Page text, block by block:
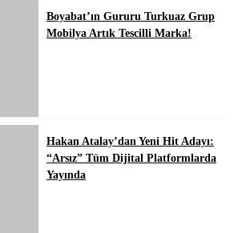
Boyabat’ın Gururu Turkuaz Grup
Mobilya Artık Tescilli Marka!
Hakan Atalay’dan Yeni Hit Adayı:
“Arsız” Tüm Dijital Platformlarda
Yayında